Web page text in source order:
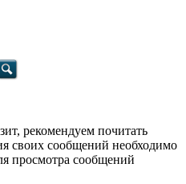
рекомендуем почитать
своих сообщений необходимо
просмотра сообщений